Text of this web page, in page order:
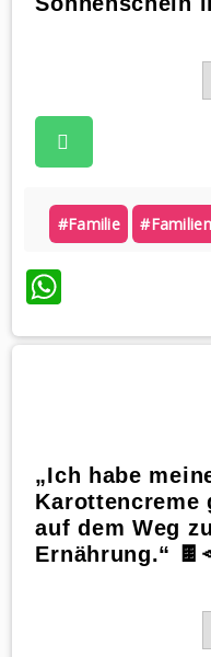
#familie
WhatsApp
„Ich habe
auf dem Weg
Ernährung.“